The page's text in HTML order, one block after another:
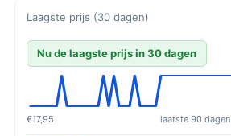
Laagste prijs (30 dagen)
Nu de laagste prijs in 30 dagen
€17,95 laatste 90 dagen